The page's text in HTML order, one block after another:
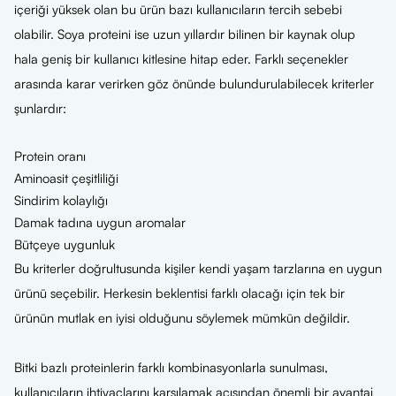
içeriği yüksek olan bu ürün bazı kullanıcıların tercih sebebi
olabilir. Soya proteini ise uzun yıllardır bilinen bir kaynak olup
hala geniş bir kullanıcı kitlesine hitap eder. Farklı seçenekler
arasında karar verirken göz önünde bulundurulabilecek kriterler
şunlardır:
Protein oranı
Aminoasit çeşitliliği
Sindirim kolaylığı
Damak tadına uygun aromalar
Bütçeye uygunluk
Bu kriterler doğrultusunda kişiler kendi yaşam tarzlarına en uygun
ürünü seçebilir. Herkesin beklentisi farklı olacağı için tek bir
ürünün mutlak en iyisi olduğunu söylemek mümkün değildir.
Bitki bazlı proteinlerin farklı kombinasyonlarla sunulması,
kullanıcıların ihtiyaçlarını karşılamak açısından önemli bir avantaj